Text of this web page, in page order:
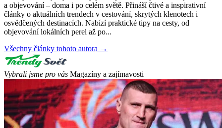
a objevování – doma i po celém světě. Přináší čtivé a inspirativní
články o aktuálních trendech v cestování, skrytých klenotech i
osvědčených destinacích. Nabízí praktické tipy na cesty, od
objevování lokálních perel až po...
Všechny články tohoto autora →
Vybrali jsme pro vás Magazíny a zajímavosti